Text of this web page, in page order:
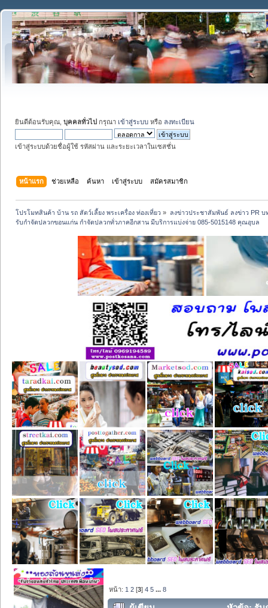
ยินดีต้อนรับคุณ, บุคคลทั่วไป กรุณา เข้าสู่ระบบ หรือ ลงทะเบียน
เข้าสู่ระบบด้วยชื่อผู้ใช้ รหัสผ่าน และระยะเวลาในเซสชั่น
หน้าแรก ช่วยเหลือ ค้นหา เข้าสู่ระบบ สมัครสมาชิก
โปรโมทสินค้า บ้าน รถ สัตว์เลี้ยง พระเครื่อง ท่องเที่ยว » ลงข่าวประชาสัมพันธ์ ลงข่าว PR
รับกำจัดปลวกขอนแก่น กำจัดปลวกทั่วภาคอีกสาน มีบริการแบ่งจ่าย 085-5015148 คุณอุบล
หน้า: 1 2 [3]4 5 ...8